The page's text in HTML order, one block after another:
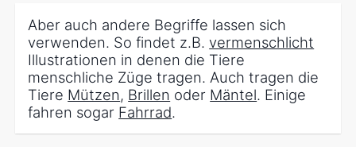
Aber auch andere Begriffe lassen sich
verwenden. So findet z.B.vermenschlicht
Illustrationen in denen die Tiere
menschliche Züge tragen. Auch tragen die
Tiere Mützen, Brillen oder Mäntel. Einige
fahren sogar Fahrrad.